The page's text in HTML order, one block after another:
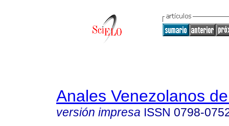
Anales Venezolanos
versión impresa ISSN 0798-